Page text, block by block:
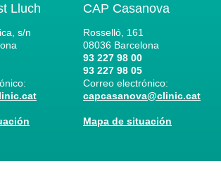
Lluch
s/n
CAP Casanova
Rosselló, 161
08036 Barcelona
93 227 98 00
93 227 98 05
Correo electrónico:
capcasanova@clinic.cat
Mapa de situación